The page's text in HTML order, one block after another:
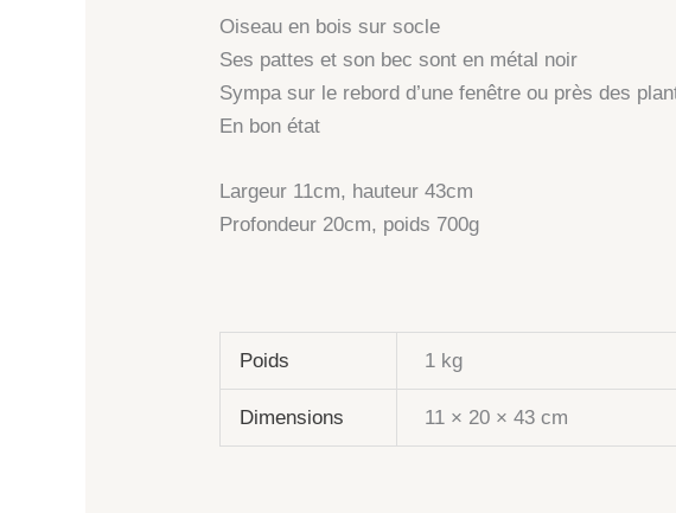
Oiseau en bois sur socle
Ses pattes et son bec sont en métal noir
Sympa sur le rebord d’une fenêtre ou près des
En bon état
Largeur 11cm, hauteur 43cm
Profondeur 20cm, poids 700g
Poids 1 kg
Dimensions 11 × 20 × 43 cm